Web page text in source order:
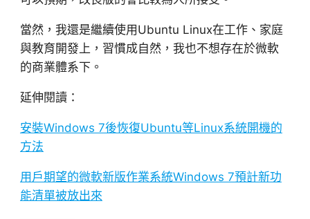
當然，我還是繼續使用Ubuntu Linux在工作、家庭
與教育開發上，習慣成自然，我也不想存在於微軟
的商業體系下。
延伸閱讀：
安裝Windows 7後恢復Ubuntu等Linux系統開機的
方法
用戶期望的微軟新版作業系統Windows 7預計新功
能清單被放出來